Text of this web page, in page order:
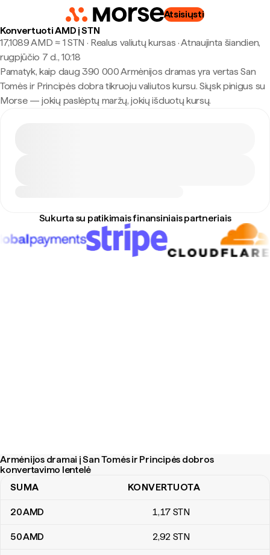
Atsisiųsti
Konvertuoti AMD į STN
17,1089 AMD ≈ 1 STN · Realus valiutų kursas ·Atnaujinta šiandien,
rugpjūčio 7 d., 10:18
Pamatyk, kaip daug 390 000 Armėnijos dramas yra vertas San
Tomės ir Principės dobra tikruoju valiutos kursu. Siųsk pinigus su
Morse — jokių paslėptų maržų, jokių išduotų kursų.
Sukurta su patikimais finansiniais partneriais
Armėnijos dramai į San Tomės ir Principės dobros
konvertavimo lentelė
Armėnijos dramai į San Tomės ir Principės dobros konvertavimo
SUMA KONVERTUOTA
20AMD 1,17 STN
50AMD 2,92 STN